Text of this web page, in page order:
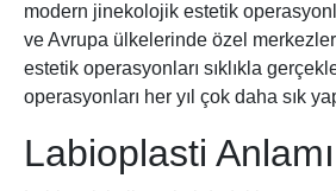
modern jinekolojik estetik
ve Avrupa ülkelerinde özel merkezler
estetik operasyonları sıklıkla
operasyonları her yıl çok daha sık
Labioplasti